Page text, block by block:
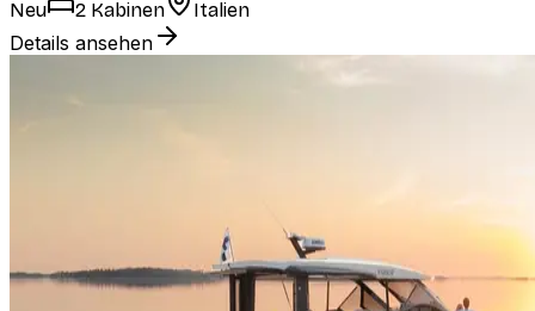
Neu 2 Kabinen Italien
Details ansehen